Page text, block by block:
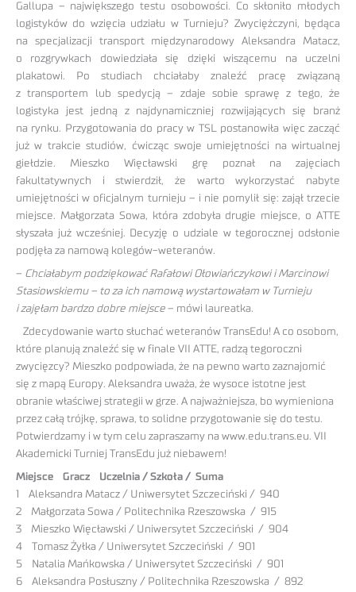
Gallupa – największego testu osobowości. Co skłoniło młodych
logistyków do wzięcia udziału w Turnieju? Zwyciężczyni, będąca
na specjalizacji transport międzynarodowy Aleksandra Matacz,
o rozgrywkach dowiedziała się dzięki wiszącemu na uczelni
plakatowi. Po studiach chciałaby znaleźć pracę związaną
z transportem lub spedycją – zdaje sobie sprawę z tego, że
logistyka jest jedną z najdynamiczniej rozwijających się branż
na rynku. Przygotowania do pracy w TSL postanowiła więc zacząć
już w trakcie studiów, ćwicząc swoje umiejętności na wirtualnej
giełdzie. Mieszko Więcławski grę poznał na zajęciach
fakultatywnych i stwierdził, że warto wykorzystać nabyte
umiejętności w oficjalnym turnieju – i nie pomylił się: zajął trzecie
miejsce. Małgorzata Sowa, która zdobyła drugie miejsce, o ATTE
słyszała już wcześniej. Decyzję o udziale w tegorocznej odsłonie
podjęła za namową kolegów-weteranów.
– Chciałabym podziękować Rafałowi Ołowiańczykowi i Marcinowi
Stasiowskiemu – to za ich namową wystartowałam w Turnieju
i zajęłam bardzo dobre miejsce – mówi laureatka.
Zdecydowanie warto słuchać weteranów TransEdu! A co osobom,
które planują znaleźć się w finale VII ATTE, radzą tegoroczni
zwycięzcy? Mieszko podpowiada, że na pewno warto zaznajomić
się z mapą Europy. Aleksandra uważa, że wysoce istotne jest
obranie właściwej strategii w grze. A najważniejsza, bo wymieniona
przez całą trójkę, sprawa, to solidne przygotowanie się do testu.
Potwierdzamy i w tym celu zapraszamy na www.edu.trans.eu. VII
Akademicki Turniej TransEdu już niebawem!
Miejsce Gracz Uczelnia / Szkoła / Suma
1 Aleksandra Matacz / Uniwersytet Szczeciński / 940
2 Małgorzata Sowa / Politechnika Rzeszowska / 915
3 Mieszko Więcławski / Uniwersytet Szczeciński / 904
4 Tomasz Żyłka / Uniwersytet Szczeciński / 901
5 Natalia Mańkowska / Uniwersytet Szczeciński / 901
6 Aleksandra Posłuszny / Politechnika Rzeszowska / 892